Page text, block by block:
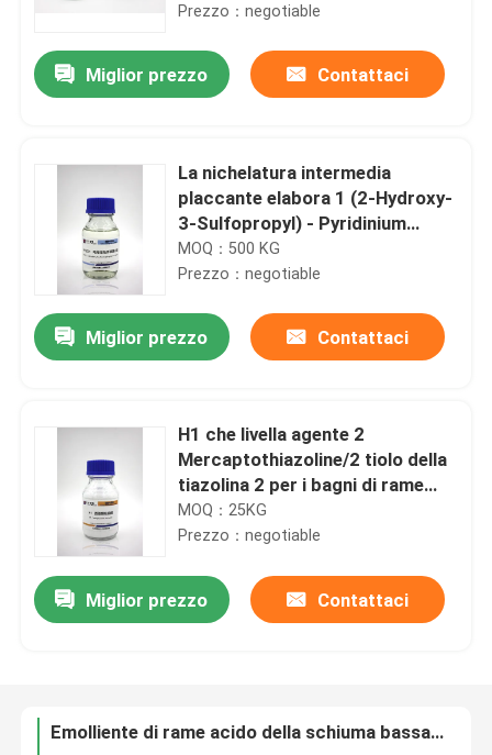
Prodotti
Circa noi
Controllo di qualità
Prezzo：negotiable
Miglior prezzo Contattaci
La nichelatura intermedia
placcante elabora 1 (2-Hydroxy-
3-Sulfopropyl) - Pyridinium
Betane
MOQ：500 KG
Prezzo：negotiable
Miglior prezzo Contattaci
H1 che livella agente 2
Mercaptothiazoline/2 tiolo della
tiazolina 2 per i bagni di rame
acidi
MOQ：25KG
Prezzo：negotiable
Miglior prezzo Contattaci
Emolliente di rame acido della schiuma bassa per il processo del PWB
Mediatori di rame acidi di SLP che livellano agente nel liquido trasparente della radura LCD di area